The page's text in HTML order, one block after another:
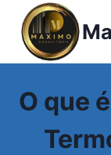
Pular
para
O que